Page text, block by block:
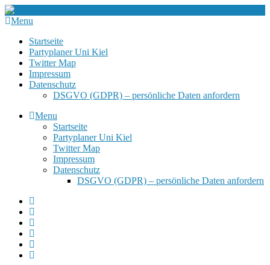
Menu
Startseite
Partyplaner Uni Kiel
Twitter Map
Impressum
Datenschutz
DSGVO (GDPR) – persönliche Daten anfordern
Menu
Startseite
Partyplaner Uni Kiel
Twitter Map
Impressum
Datenschutz
DSGVO (GDPR) – persönliche Daten anfordern